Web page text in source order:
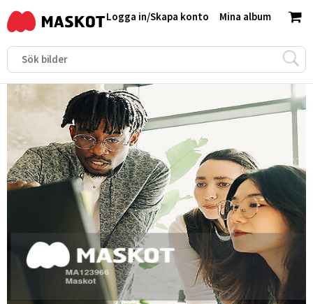
Mina album
Logga in/Skapa konto